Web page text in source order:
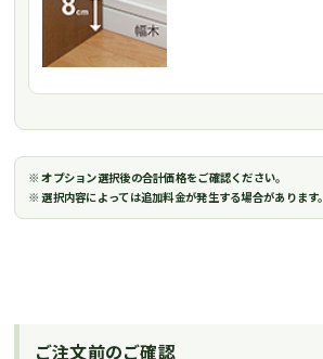
※ オプション選択後の合計価格をご確認ください。
※ 選択内容によっては追加料金が発生する場合があります。
ご注文前のご確認